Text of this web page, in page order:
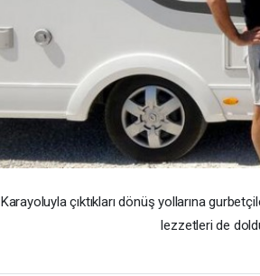
Karayoluyla çıktıkları dönüş yollarına
lezzetleri de